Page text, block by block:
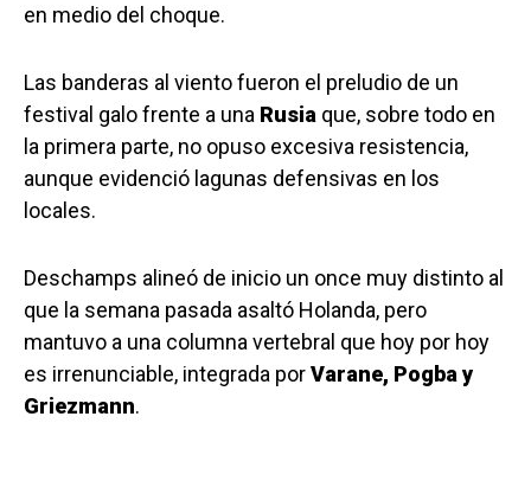
en medio del choque.
Las banderas al viento fueron el preludio de un
festival galo frente a una Rusia que, sobre todo en
la primera parte, no opuso excesiva resistencia,
aunque evidenció lagunas defensivas en los
locales.
Deschamps alineó de inicio un once muy distinto al
que la semana pasada asaltó Holanda, pero
mantuvo a una columna vertebral que hoy por hoy
es irrenunciable, integrada porVarane, Pogba y
Griezmann.